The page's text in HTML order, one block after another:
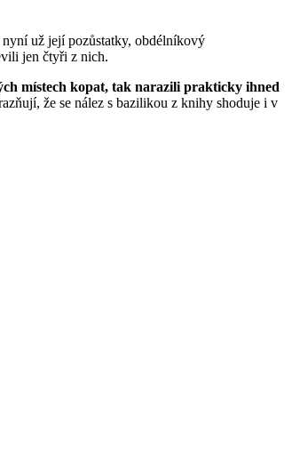
už její pozůstatky, obdélníkový
jen čtyři z nich.
místech kopat, tak narazili prakticky ihned
že se nález s bazilikou z knihy shoduje i v